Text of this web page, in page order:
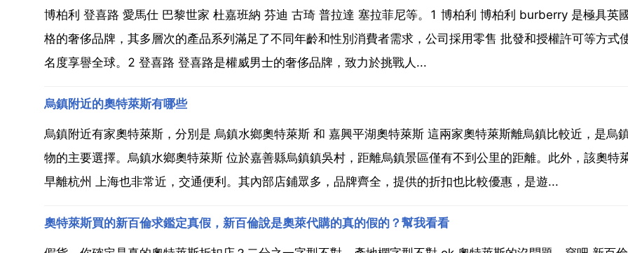
博柏利 登喜路 愛馬仕 巴黎世家 杜嘉班納 芬迪 古琦 普拉達 塞拉菲尼等。1 博柏利 博柏利 burberry 是極具英
格的奢侈品牌，其多層次的產品系列滿足了不同年齡和性別消費者需求，公司採用零售 批發和授權許可等方式
名度享譽全球。2 登喜路 登喜路是權威男士的奢侈品牌，致力於挑戰人...
烏鎮附近的奧特萊斯有哪些
烏鎮附近有家奧特萊斯，分別是 烏鎮水鄉奧特萊斯 和 嘉興平湖奧特萊斯 這兩家奧特萊斯離烏鎮比較近，是烏
物的主要選擇。烏鎮水鄉奧特萊斯 位於嘉善縣烏鎮鎮吳村，距離烏鎮景區僅有不到公里的距離。此外，該奧特
早離杭州 上海也非常近，交通便利。其內部店鋪眾多，品牌齊全，提供的折扣也比較優惠，是遊...
奧特萊斯買的新百倫求鑑定真假，新百倫說是奧萊代購的真的假的？幫我看看